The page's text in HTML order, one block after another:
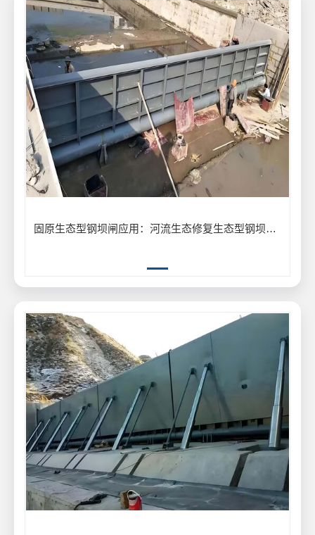
固原生态型钢坝闸应用：河流生态修复生态型钢坝闸保护生物多样性案例